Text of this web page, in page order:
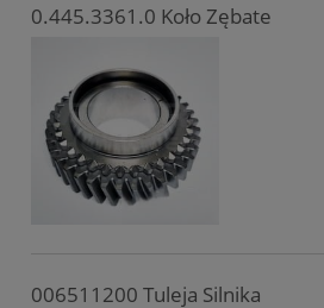
0.445.3361.0 Koło Zębate
006511200 Tuleja Silnika